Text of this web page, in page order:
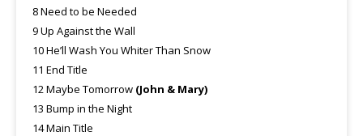
8 Need to be Needed
9 Up Against the Wall
10 He’ll Wash You Whiter Than Snow
11 End Title
12 Maybe Tomorrow (John & Mary)
13 Bump in the Night
14 Main Title